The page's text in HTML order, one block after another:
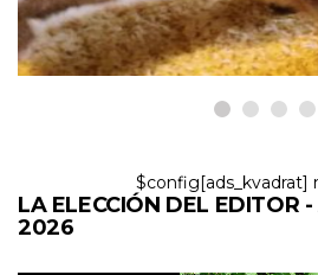
10,2026
$config[ads_kvadrat]
LA ELECCIÓN DEL EDITOR -
2026